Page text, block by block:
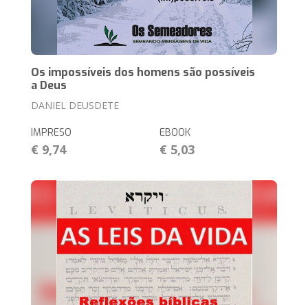
Os impossíveis dos homens são possíveis
a Deus
DANIEL DEUSDETE
IMPRESO
€ 9,74
EBOOK
€ 5,03